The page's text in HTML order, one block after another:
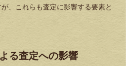
、これらも査定に影響する要素と
る査定への影響